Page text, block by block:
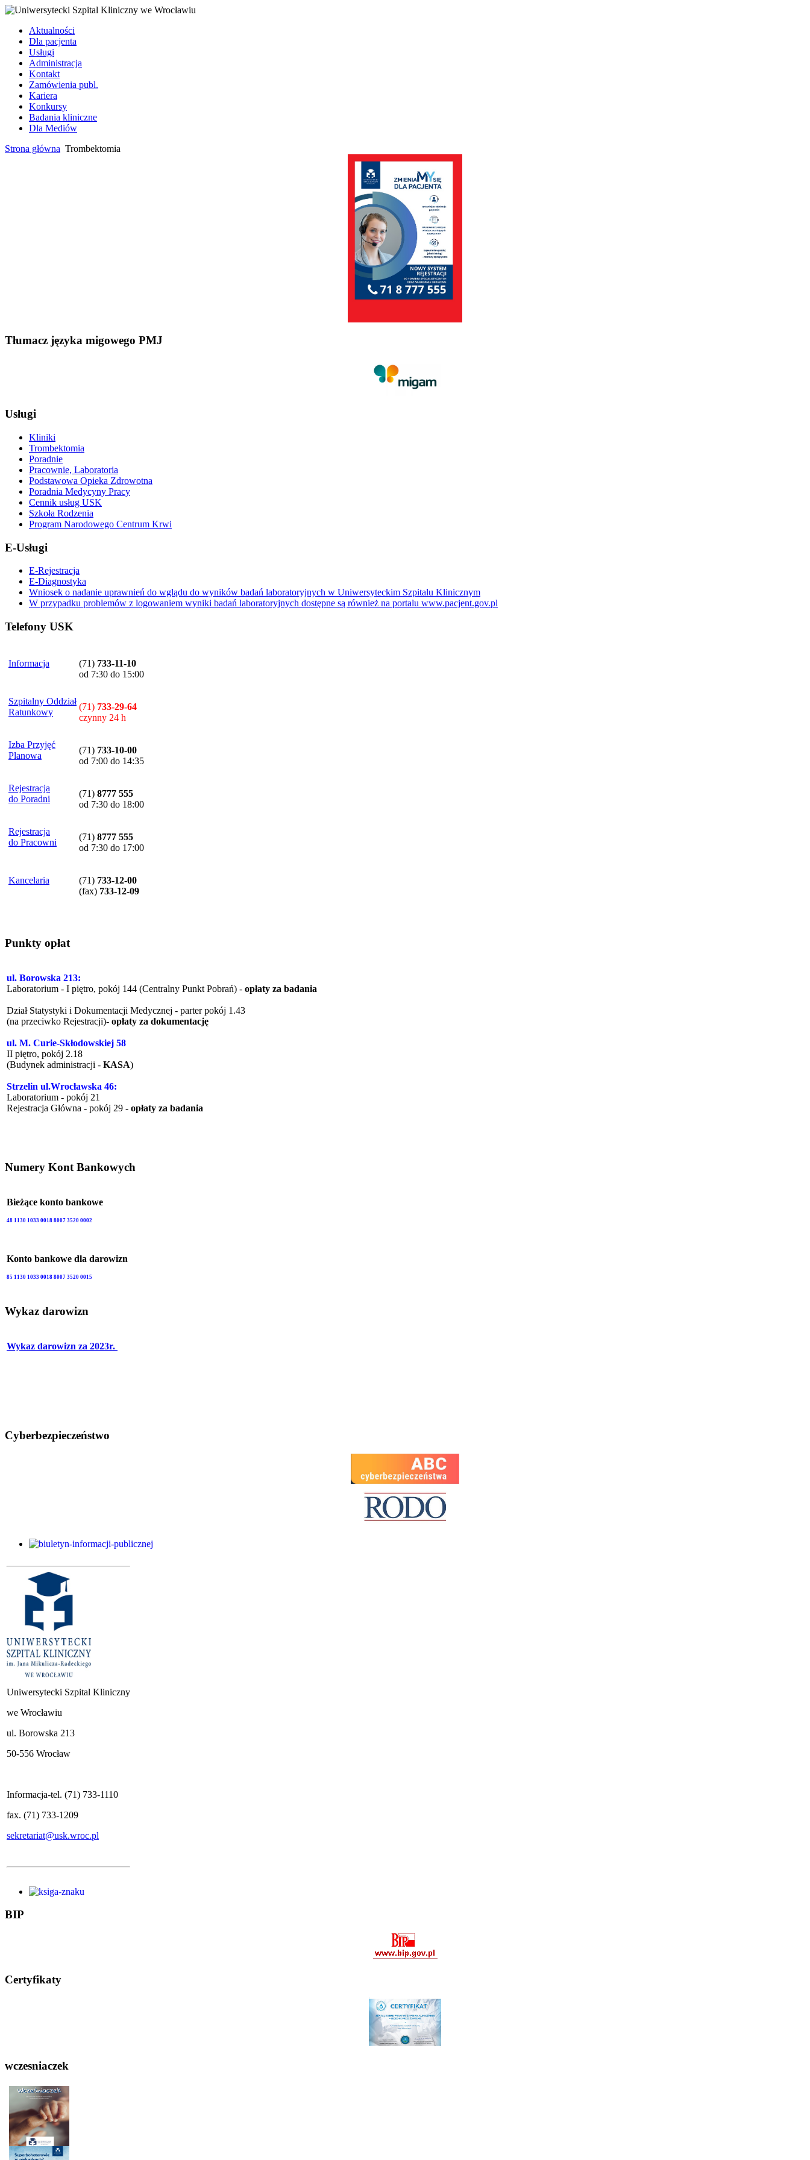
Aktualności
Dla pacjenta
Usługi
Administracja
Kontakt
Zamówienia publ.
Kariera
Konkursy
Badania kliniczne
Dla Mediów
Strona główna Trombektomia
Tłumacz języka migowego PMJ
Usługi
Kliniki
Trombektomia
Poradnie
Pracownie, Laboratoria
Podstawowa Opieka Zdrowotna
Poradnia Medycyny Pracy
Cennik usług USK
Szkoła Rodzenia
Program Narodowego Centrum Krwi
E-Usługi
E-Rejestracja
E-Diagnostyka
Wniosek o nadanie uprawnień do wglądu do wyników badań laboratoryjnych w Uniwersyteckim Szpitalu Klinicznym
W przypadku problemów z logowaniem wyniki badań laboratoryjnych dostępne są również na portalu www.pacjent.gov.pl
Telefony USK
Informacja (71) 733-11-10
od 7:30 do 15:00
Szpitalny Oddział
Ratunkowy
(71) 733-29-64
czynny 24 h
Izba Przyjęć
Planowa
(71) 733-10-00
od 7:00 do 14:35
Rejestracja
do Poradni
(71) 8777 555
od 7:30 do 18:00
Rejestracja
do Pracowni
(71) 8777 555
od 7:30 do 17:00
Kancelaria (71) 733-12-00
(fax) 733-12-09
Punkty opłat
ul. Borowska 213:
Laboratorium - I piętro, pokój 144 (Centralny Punkt Pobrań) - opłaty za badania
Dział Statystyki i Dokumentacji Medycznej - parter pokój 1.43
(na przeciwko Rejestracji)- opłaty za dokumentację
ul. M. Curie-Skłodowskiej 58
II piętro, pokój 2.18
(Budynek administracji - KASA)
Strzelin ul.Wrocławska 46:
Laboratorium - pokój 21
Rejestracja Główna - pokój 29 - opłaty za badania
Numery Kont Bankowych
Bieżące konto bankowe
48 1130 1033 0018 8007 3520 0002
Konto bankowe dla darowizn
85 1130 1033 0018 8007 3520 0015
Wykaz darowizn
Wykaz darowizn za 2023r.
Cyberbezpieczeństwo
Uniwersytecki Szpital Kliniczny
we Wrocławiu
ul. Borowska 213
50-556 Wrocław
Informacja-tel. (71) 733-1110
fax. (71) 733-1209
sekretariat@usk.wroc.pl
BIP
Certyfikaty
wczesniaczek